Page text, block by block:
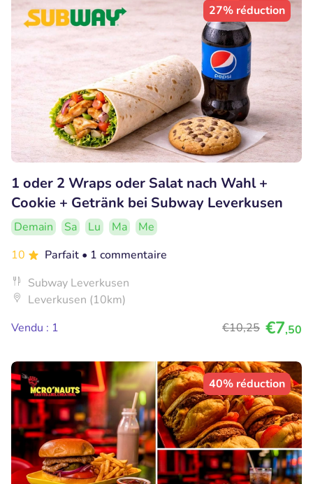
27% réduction
1 oder 2 Wraps oder Salat nach Wahl +
Cookie + Getränk bei Subway Leverkusen
Demain Sa Lu Ma
Me
10
Parfait • 1 commentaire
Subway Leverkusen
Leverkusen (10km)
Vendu : 1
€10,25 €7,50
40% réduction